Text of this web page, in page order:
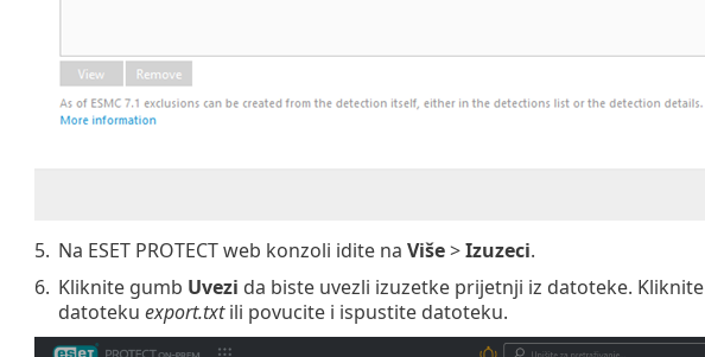
5. Na ESET PROTECT web konzoli idite na Više>Izuzeci.
6. Kliknite gumb Uvezi da biste uvezli izuzetke prijetnji iz datoteke. Kliknite
datoteku export.txtili povucite i ispustite datoteku.